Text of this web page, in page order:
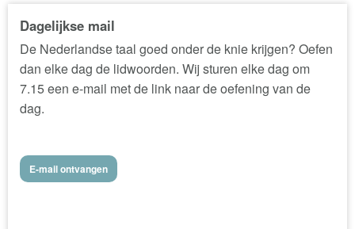
Dagelijkse mail
De Nederlandse taal goed onder de knie krijgen? Oefen
dan elke dag de lidwoorden. Wij sturen elke dag om
7.15 een e-mail met de link naar de oefening van de
dag.
E-mail ontvangen